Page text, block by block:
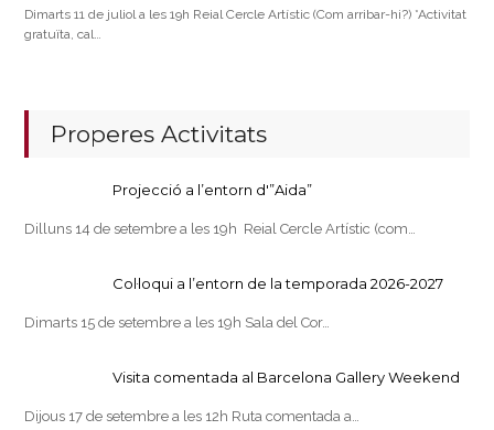
Dimarts 11 de juliol a les 19h Reial Cercle Artístic (Com arribar-hi?) *Activitat
gratuïta, cal…
Properes Activitats
Projecció a l’entorn d'”Aida”
Dilluns 14 de setembre a les 19h Reial Cercle Artístic (com…
Col·loqui a l’entorn de la temporada 2026-2027
Dimarts 15 de setembre a les 19h Sala del Cor…
Visita comentada al Barcelona Gallery Weekend
Dijous 17 de setembre a les 12h Ruta comentada a…